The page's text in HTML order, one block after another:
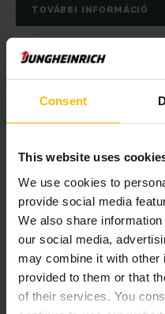
Consent
This website uses
We use cookies to
provide social media
We also share
our social media,
may combine it with other
provided to them or that
of their services. You
TOVÁBBI INFORMÁCIÓ
Digitális
A legújabb technikai
lehetővé válik a papír
digitális emelőgépnapló